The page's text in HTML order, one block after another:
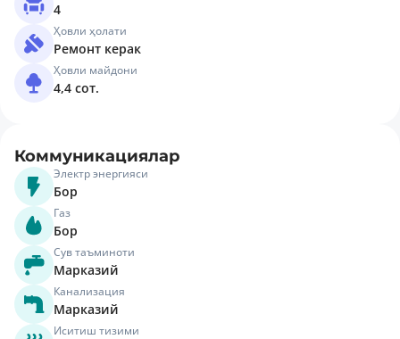
4
Ҳовли ҳолати
Ремонт керак
Ҳовли майдони
4,4 сот.
Коммуникациялар
Электр энергияси
Бор
Газ
Бор
Сув таъминоти
Марказий
Канализация
Марказий
Иситиш тизими